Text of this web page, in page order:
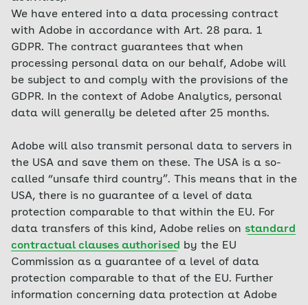
We have entered into a data processing contract
with Adobe in accordance with Art. 28 para. 1
GDPR. The contract guarantees that when
processing personal data on our behalf, Adobe will
be subject to and comply with the provisions of the
GDPR. In the context of Adobe Analytics, personal
data will generally be deleted after 25 months.
Adobe will also transmit personal data to servers in
the USA and save them on these. The USA is a so-
called “unsafe third country”. This means that in the
USA, there is no guarantee of a level of data
protection comparable to that within the EU. For
data transfers of this kind, Adobe relies on standard
contractual clauses authorised
by the EU
Commission as a guarantee of a level of data
protection comparable to that of the EU. Further
information concerning data protection at Adobe